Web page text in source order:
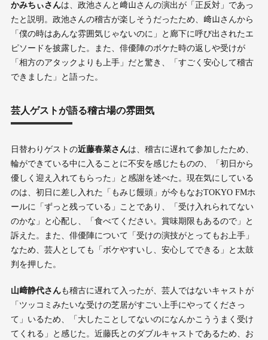
かみちぃさんは、政池さんと﨑山さんの演出が「正反対」であっ
たと説明。政池さんの稽古が楽しそうだったため、﨑山さんから
「僕の時はあんな雰囲気じゃないのに」と廊下に呼び出されたエ
ピソードを披露した。また、俳優陣のボケた時の返しや受けが
「相方のアタックよりも上手」だと驚き、「すごく安心して稽古
できました」と語った。
芸人ゲストが語る稽古場の雰囲気
日替わりゲストの近藤春菜さんは、稽古に遅れて参加したため、
輪ができている中に入ることに不安を感じたものの、「初日から
優しく迎え入れてもらった」と感謝を述べた。現在気にしている
のは、初日に差し入れた「もみじ饅頭」が今もなおTOKYO FMホ
ールに「ずっと残っている」ことであり、「受け入れられてない
のかな」と心配し、「食べてください。賞味期限もあるので」と
訴えた。また、俳優陣について「受けの演技がとってもお上手」
なため、芸人としても「ボケやすいし、安心してできる」と太鼓
判を押した。
山﨑静代さんも稽古に遅れて入ったが、芸人ではないキャストが
「ツッコミみたいな受けの芝居がすごい上手にやってくださっ
て」いるため、「大したことしてないのになんかこううまく受け
てくれる」と感じた。近藤氏とのダブルキャストであるため、お